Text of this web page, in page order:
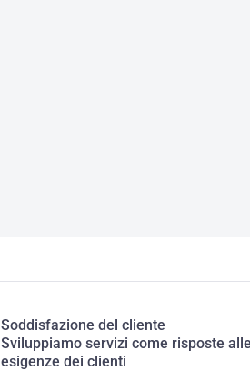
Soddisfazione del cliente
Sviluppiamo servizi come risposte alle
esigenze dei clienti